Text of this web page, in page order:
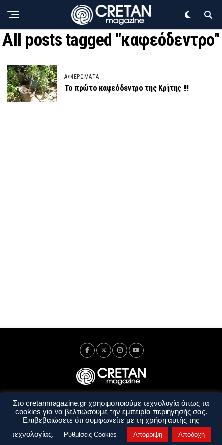
All posts tagged "καφεόδεντρο"
ΑΦΙΕΡΩΜΑΤΑ
Το πρώτο καφεόδεντρο της Κρήτης !!!
Ταυτότητα Πολιτική Απορρήτου
Όροι Χρήσης
Όροι και Προϋποθέσεις
Στο cretanmagazine.gr χρησιμοποιούμε τεχνολογία όπως τα
cookies για να βελτιώσουμε την εμπειρία περιήγησής σας.
Επιβεβαιώσετε ότι συμφωνείτε με τη χρήση αυτής της
τεχνολογίας.
Ρυθμίσεις Cookies Απόρριψη Αποδοχή